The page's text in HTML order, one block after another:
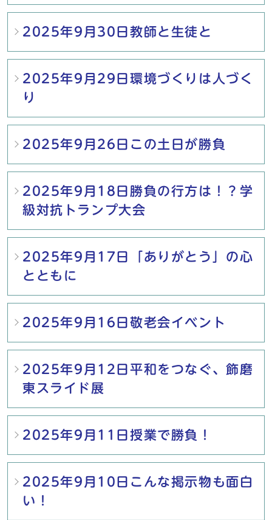
2025年9月30日教師と生徒と
2025年9月29日環境づくりは人づく
り
2025年9月26日この土日が勝負
2025年9月18日勝負の行方は！？学
級対抗トランプ大会
2025年9月17日「ありがとう」の心
とともに
2025年9月16日敬老会イベント
2025年9月12日平和をつなぐ、飾磨
東スライド展
2025年9月11日授業で勝負！
2025年9月10日こんな掲示物も面白
い！